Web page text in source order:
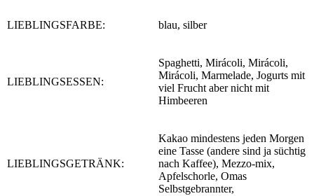
LIEBLINGSFARBE: blau, silber
LIEBLINGSESSEN:
Spaghetti, Mirácoli, Mirácoli,
Mirácoli, Marmelade, Jogurts mit
viel Frucht aber nicht mit
Himbeeren
LIEBLINGSGETRÄNK:
Kakao mindestens jeden Morgen
eine Tasse (andere sind ja süchtig
nach Kaffee), Mezzo-mix,
Apfelschorle, Omas
Selbstgebrannter,